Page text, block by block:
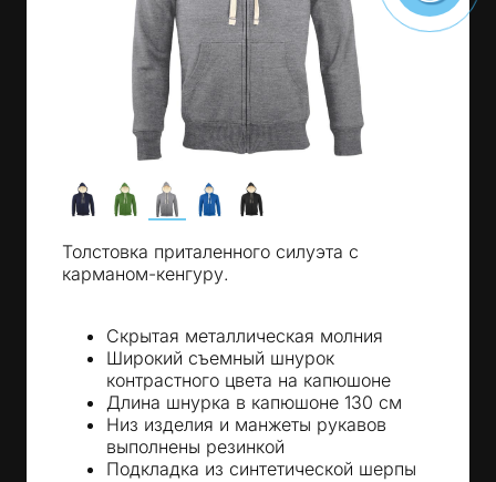
Толстовка приталенного силуэта с
карманом-кенгуру.
Скрытая металлическая молния
Широкий съемный шнурок
контрастного цвета на капюшоне
Длина шнурка в капюшоне 130 см
Низ изделия и манжеты рукавов
выполнены резинкой
Подкладка из синтетической шерпы